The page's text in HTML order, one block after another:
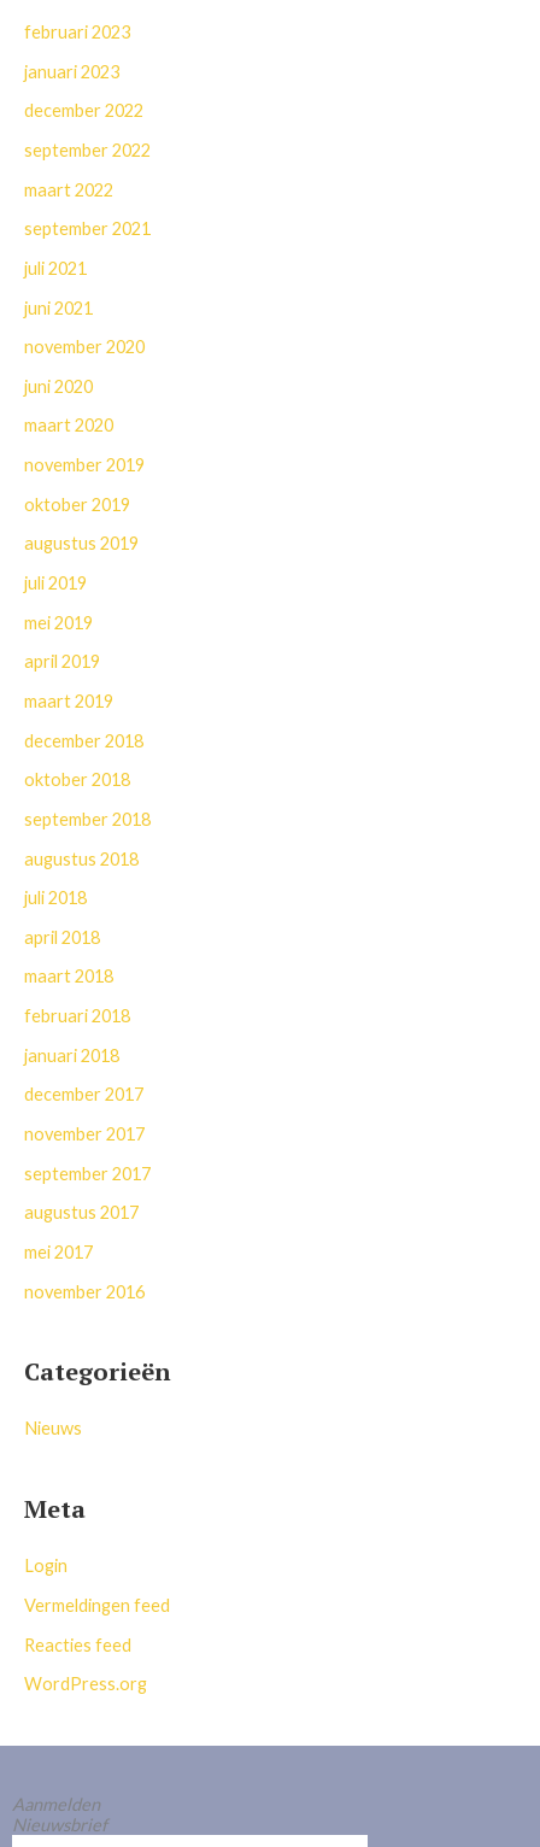
februari 2023
januari 2023
december 2022
september 2022
maart 2022
september 2021
juli 2021
juni 2021
november 2020
juni 2020
maart 2020
november 2019
oktober 2019
augustus 2019
juli 2019
mei 2019
april 2019
maart 2019
december 2018
oktober 2018
september 2018
augustus 2018
juli 2018
april 2018
maart 2018
februari 2018
januari 2018
december 2017
november 2017
september 2017
augustus 2017
mei 2017
november 2016
Categorieën
Nieuws
Meta
Login
Vermeldingen feed
Reacties feed
WordPress.org
Aanmelden
Nieuwsbrief